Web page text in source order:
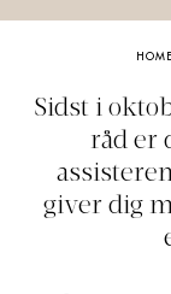
HOME
Sidst i
råd er
giver dig